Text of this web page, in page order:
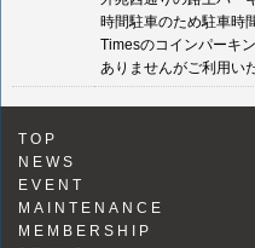
時間駐車のため駐車時
Timesのコインパーキ
ありませんがご利用い
TOP
NEWS
EVENT
MAINTENANCE
MEMBERSHIP